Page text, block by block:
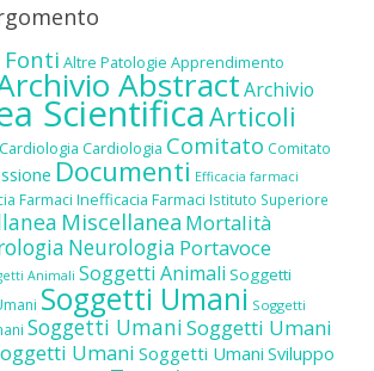
Altre Patologie Apprendimento
AbstractArchivio
ScientificaArticoli
Cardiologia Cardiologia Comitato Comitato
Documenti Efficacia farmaci
Farmaci Inefficacia Farmaci Istituto Superiore
Miscellanea Mortalità
Neurologia Portavoce
Animali Soggetti Animali Soggetti
Soggetti Umani Soggetti
Soggetti UmaniSoggetti Umani
Umani Soggetti Umani Sviluppo